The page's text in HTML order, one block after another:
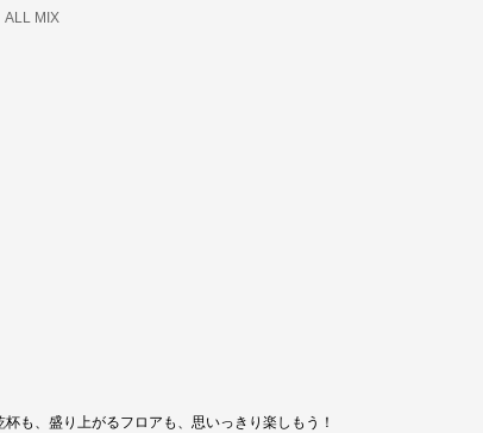
ALL MIX
も、盛り上がるフロアも、思いっきり楽しもう！